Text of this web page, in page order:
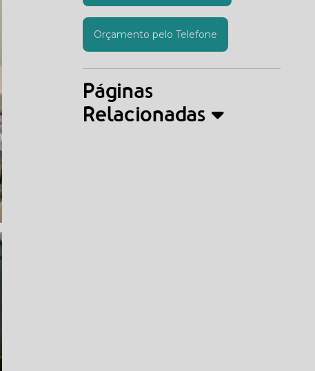
Orçamento pelo Telefone
Páginas
Relacionadas